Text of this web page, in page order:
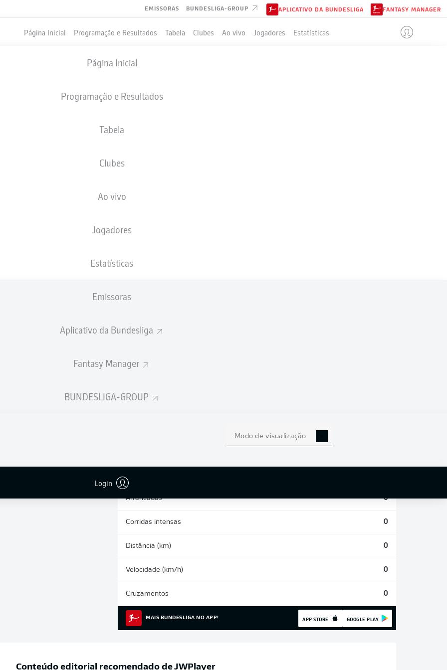
EMISSORAS BUNDESLIGA-GROUP APLICATIVO DA BUNDESLIGA FANTASY MANAGER
Página Inicial Programação e Resultados Tabela Clubes Ao vivo Jogadores Estatísticas
Página Inicial
Programação e Resultados
Tabela
Clubes
Ao vivo
Jogadores
Estatísticas
Emissoras
Aplicativo da Bundesliga
Fantasy Manager
BUNDESLIGA-GROUP
Modo de visualização
Login
22.11.2005
DA TEMPORADA 2026/2027
Arrancadas 0
Corridas intensas 0
Distância (km) 0
Velocidade (km/h) 0
Cruzamentos 0
MAIS BUNDESLIGA NO APP! APP STORE GOOGLE PLAY
Conteúdo editorial recomendado deJWPlayer